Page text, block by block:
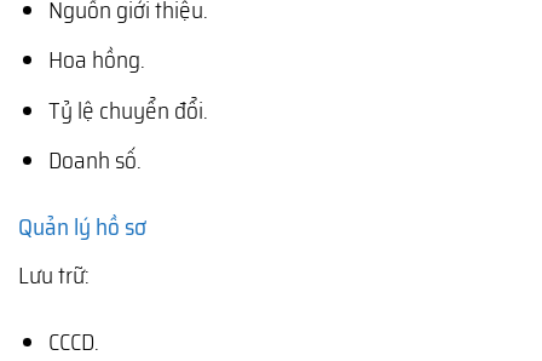
Nguồn giới thiệu.
Hoa hồng.
Tỷ lệ chuyển đổi.
Doanh số.
Quản lý hồ sơ
Lưu trữ:
CCCD.